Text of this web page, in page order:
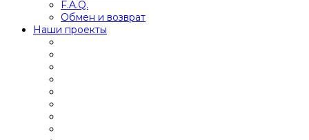
F.A.Q.
Обмен и возврат
Наши проекты